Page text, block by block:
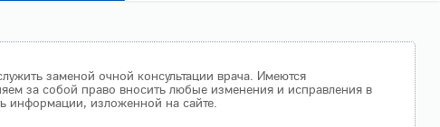
заменой очной консультации врача. Имеются
за собой право вносить любые изменения и исправления в
информации, изложенной на сайте.